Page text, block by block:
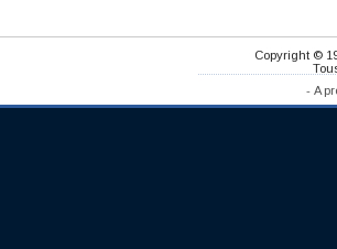
Copyright ©
- A